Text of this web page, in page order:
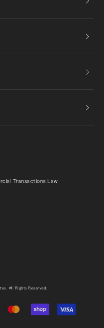
Transactions Law
All Rights Reserved.